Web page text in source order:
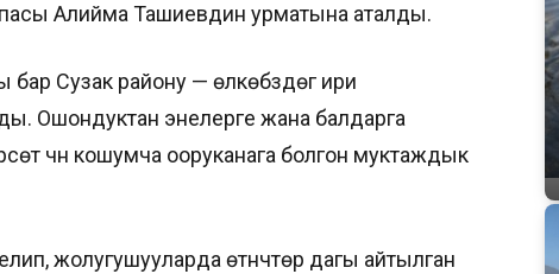
Алийма Ташиевдин урматына аталды.
Сузак району — өлкөбүздөгү ири
Ошондуктан энелерге жана балдарга
үчүн кошумча ооруканага болгон муктаждык
жолугушууларда өтүнүчтөр дагы айтылган